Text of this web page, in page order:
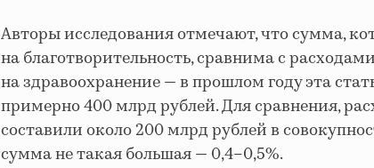
Авторы исследования отмечают, что сумма,
на благотворительность, сравнима с
на здравоохранение — в прошлом году эта
примерно 400 млрд рублей. Для сравнения,
составили около 200 млрд рублей в
сумма не такая большая — 0,4–0,5%.